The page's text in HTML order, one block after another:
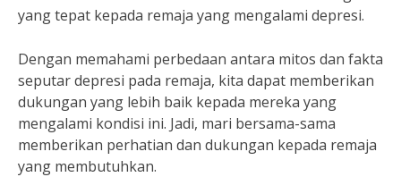
yang tepat kepada remaja yang mengalami depresi.
Dengan memahami perbedaan antara mitos dan fakta
seputar depresi pada remaja, kita dapat memberikan
dukungan yang lebih baik kepada mereka yang
mengalami kondisi ini. Jadi, mari bersama-sama
memberikan perhatian dan dukungan kepada remaja
yang membutuhkan.